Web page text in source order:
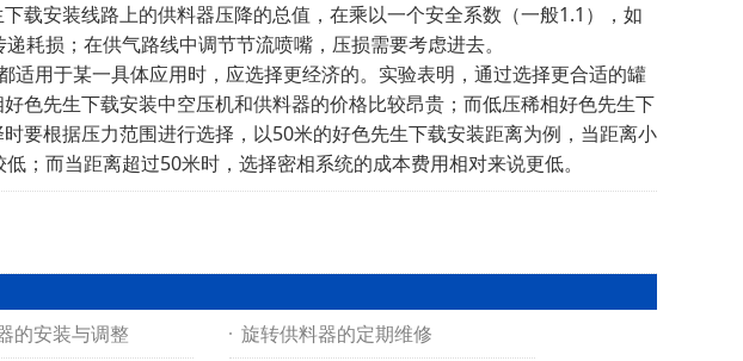
载安装线路上的供料器压降的总值，在乘以一个安全系数（一般1.1），如
耗损；在供气路线中调节节流喷嘴，压损需要考虑进去。
用于某一具体应用时，应选择更经济的。实验表明，通过选择更合适的罐
色先生下载安装中空压机和供料器的价格比较昂贵；而低压稀相好色先生下
要根据压力范围进行选择，以50米的好色先生下载安装距离为例，当距离小
；而当距离超过50米时，选择密相系统的成本费用相对来说更低。
的安装与调整
旋转供料器的定期维修